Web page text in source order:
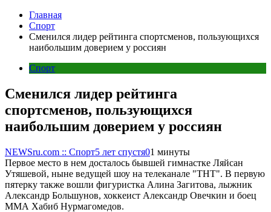
Главная
Спорт
Сменился лидер рейтинга спортсменов, пользующихся
наибольшим доверием у россиян
Спорт
Сменился лидер рейтинга
спортсменов, пользующихся
наибольшим доверием у россиян
NEWSru.com :: Спорт5 лет спустя01 минуты
Первое место в нем досталось бывшей гимнастке Ляйсан
Утяшевой, ныне ведущей шоу на телеканале "ТНТ". В первую
пятерку также вошли фигуристка Алина Загитова, лыжник
Александр Большунов, хоккеист Александр Овечкин и боец
ММА Хабиб Нурмагомедов.